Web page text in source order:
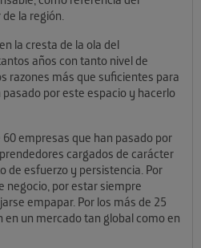
la región.
la cresta de la ola del
años con tanto nivel de
razones más que suficientes para
por este espacio y hacerlo
60 empresas que han pasado por
cargados de carácter
de esfuerzo y persistencia. Por
negocio, por estar siempre
empapar. Por los más de 25
un mercado tan global como en